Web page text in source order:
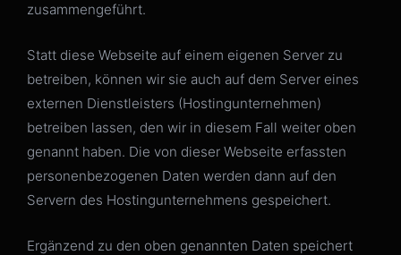
zusammengeführt.
Statt diese Webseite auf einem eigenen Server zu
betreiben, können wir sie auch auf dem Server eines
externen Dienstleisters (Hostingunternehmen)
betreiben lassen, den wir in diesem Fall weiter oben
genannt haben. Die von dieser Webseite erfassten
personenbezogenen Daten werden dann auf den
Servern des Hostingunternehmens gespeichert.
Ergänzend zu den oben genannten Daten speichert